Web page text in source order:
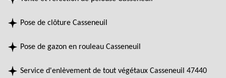
Pose de clôture Casseneuil
Pose de gazon en rouleau Casseneuil
Service d'enlèvement de tout végétaux Casseneuil 47440